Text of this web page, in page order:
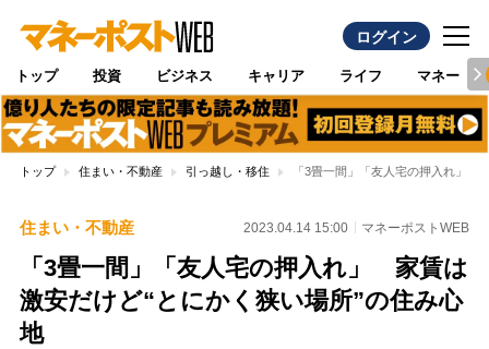
ログイン
トップ 投資 ビジネス キャリア ライフ マネー
トップ 住まい・不動産 引っ越し・移住 「3畳一間」「友人宅の押入れ」
住まい・不動産 2023.04.14 15:00 マネーポストWEB
「3畳一間」「友人宅の押入れ」 家賃は
激安だけど“とにかく狭い場所”の住み心
地